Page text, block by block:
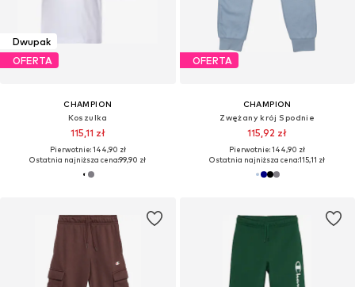
Dwupak
OFERTA
CHAMPION
Koszulka
115,11 zł
Pierwotnie: 144,90 zł
Ostatnia najniższa cena:99,90 zł
OFERTA
CHAMPION
Zwężany krój Spodnie
115,92 zł
Pierwotnie: 144,90 zł
Ostatnia najniższa cena:115,11 zł